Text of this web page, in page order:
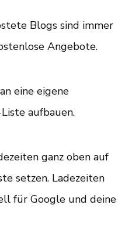
Blogs sind immer
Angebote.
eine eigene
aufbauen.
ganz oben auf
setzen. Ladezeiten
für Google und deine